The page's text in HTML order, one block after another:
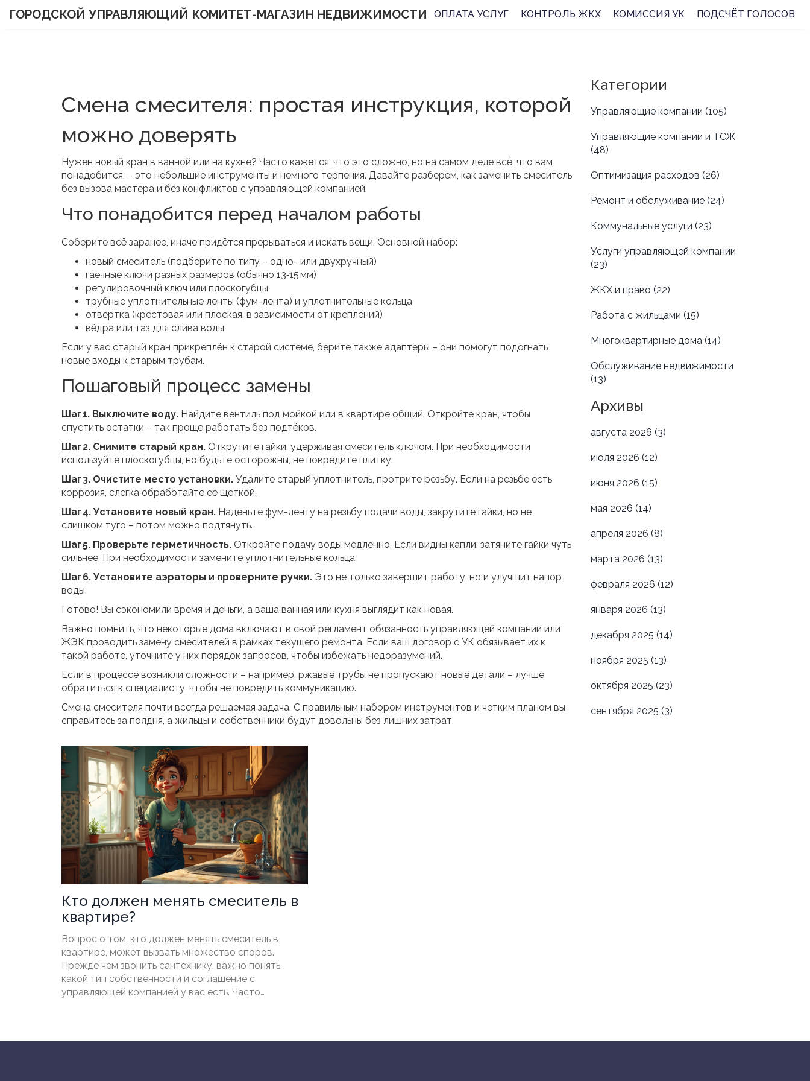
ГОРОДСКОЙ УПРАВЛЯЮЩИЙ КОМИТЕТ-МАГАЗИН НЕДВИЖИМОСТИ ОПЛАТА УСЛУГ КОНТРОЛЬ ЖКХ КОМИССИЯ УК ПОДСЧЁТ ГОЛОСОВ
Смена смесителя: простая инструкция, которой
можно доверять
Нужен новый кран в ванной или на кухне? Часто кажется, что это сложно, но на самом деле всё, что вам
понадобится, – это небольшие инструменты и немного терпения. Давайте разберём, как заменить смеситель
без вызова мастера и без конфликтов с управляющей компанией.
Что понадобится перед началом работы
Соберите всё заранее, иначе придётся прерываться и искать вещи. Основной набор:
новый смеситель (подберите по типу – одно- или двухручный)
гаечные ключи разных размеров (обычно 13‑15 мм)
регулировочный ключ или плоскогубцы
трубные уплотнительные ленты (фум-лента) и уплотнительные кольца
отвертка (крестовая или плоская, в зависимости от креплений)
вёдра или таз для слива воды
Если у вас старый кран прикреплён к старой системе, берите также адаптеры – они помогут подогнать
новые входы к старым трубам.
Пошаговый процесс замены
Шаг 1. Выключите воду. Найдите вентиль под мойкой или в квартире общий. Откройте кран, чтобы
спустить остатки – так проще работать без подтёков.
Шаг 2. Снимите старый кран. Открутите гайки, удерживая смеситель ключом. При необходимости
используйте плоскогубцы, но будьте осторожны, не повредите плитку.
Шаг 3. Очистите место установки. Удалите старый уплотнитель, протрите резьбу. Если на резьбе есть
коррозия, слегка обработайте её щеткой.
Шаг 4. Установите новый кран. Наденьте фум-ленту на резьбу подачи воды, закрутите гайки, но не
слишком туго – потом можно подтянуть.
Шаг 5. Проверьте герметичность. Откройте подачу воды медленно. Если видны капли, затяните гайки чуть
сильнее. При необходимости замените уплотнительные кольца.
Шаг 6. Установите аэраторы и проверните ручки. Это не только завершит работу, но и улучшит напор
воды.
Готово! Вы сэкономили время и деньги, а ваша ванная или кухня выглядит как новая.
Важно помнить, что некоторые дома включают в свой регламент обязанность управляющей компании или
ЖЭК проводить замену смесителей в рамках текущего ремонта. Если ваш договор с УК обязывает их к
такой работе, уточните у них порядок запросов, чтобы избежать недоразумений.
Если в процессе возникли сложности – например, ржавые трубы не пропускают новые детали – лучше
обратиться к специалисту, чтобы не повредить коммуникацию.
Смена смесителя почти всегда решаемая задача. С правильным набором инструментов и четким планом вы
справитесь за полдня, а жильцы и собственники будут довольны без лишних затрат.
Кто должен менять смеситель в
квартире?
Вопрос о том, кто должен менять смеситель в
квартире, может вызвать множество споров.
Прежде чем звонить сантехнику, важно понять,
какой тип собственности и соглашение с
управляющей компанией у вас есть. Часто
Категории
Управляющие компании (105)
Управляющие компании и ТСЖ
(48)
Оптимизация расходов (26)
Ремонт и обслуживание (24)
Коммунальные услуги (23)
Услуги управляющей компании
(23)
ЖКХ и право (22)
Работа с жильцами (15)
Многоквартирные дома (14)
Обслуживание недвижимости
(13)
Архивы
августа 2026 (3)
июля 2026 (12)
июня 2026 (15)
мая 2026 (14)
апреля 2026 (8)
марта 2026 (13)
февраля 2026 (12)
января 2026 (13)
декабря 2025 (14)
ноября 2025 (13)
октября 2025 (23)
сентября 2025 (3)